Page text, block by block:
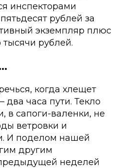
инспекторами
рублей за
экземпляр плюс
рублей.
когда хлещет
часа пути. Текло
в сапоги-валенки, не
ветровки и
И поделом нашей
другим
неделей